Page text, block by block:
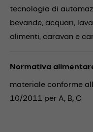
tecnologia di
bevande, acquari,
alimenti, caravan e
Normativa
materiale conforme
10/2011 per A, B, C